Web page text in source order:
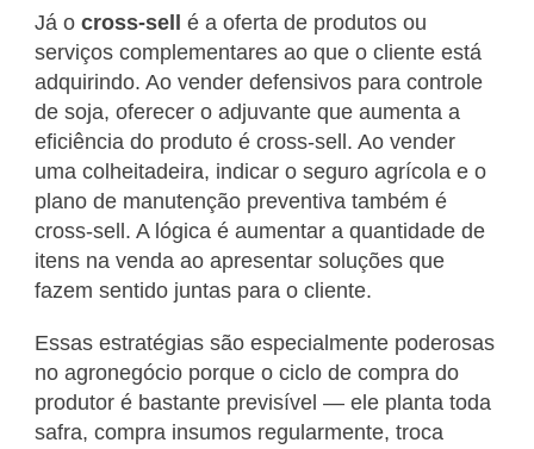
Já ocross-sell
é a oferta de produtos ou
serviços complementares ao que o cliente está
adquirindo. Ao vender defensivos para controle
de soja, oferecer o adjuvante que aumenta a
eficiência do produto é cross-sell. Ao vender
uma colheitadeira, indicar o seguro agrícola e o
plano de manutenção preventiva também é
cross-sell. A lógica é aumentar a quantidade de
itens na venda ao apresentar soluções que
fazem sentido juntas para o cliente.
Essas estratégias são especialmente poderosas
no agronegócio porque o ciclo de compra do
produtor é bastante previsível — ele planta toda
safra, compra insumos regularmente, troca